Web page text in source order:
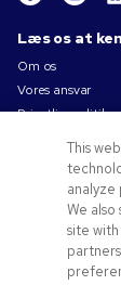
Læs os at
Om os
Vores ansvar
Privatlivspolitik
Brugsvilkår
Salgsbetingelser
Karriere i
Tilbud og
Reklameartikler
Rabatkoder og
This
We
site